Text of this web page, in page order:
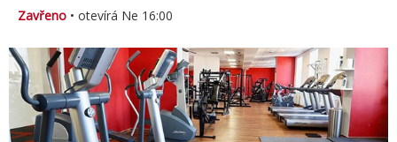
Zavřeno • otevírá Ne 16:00